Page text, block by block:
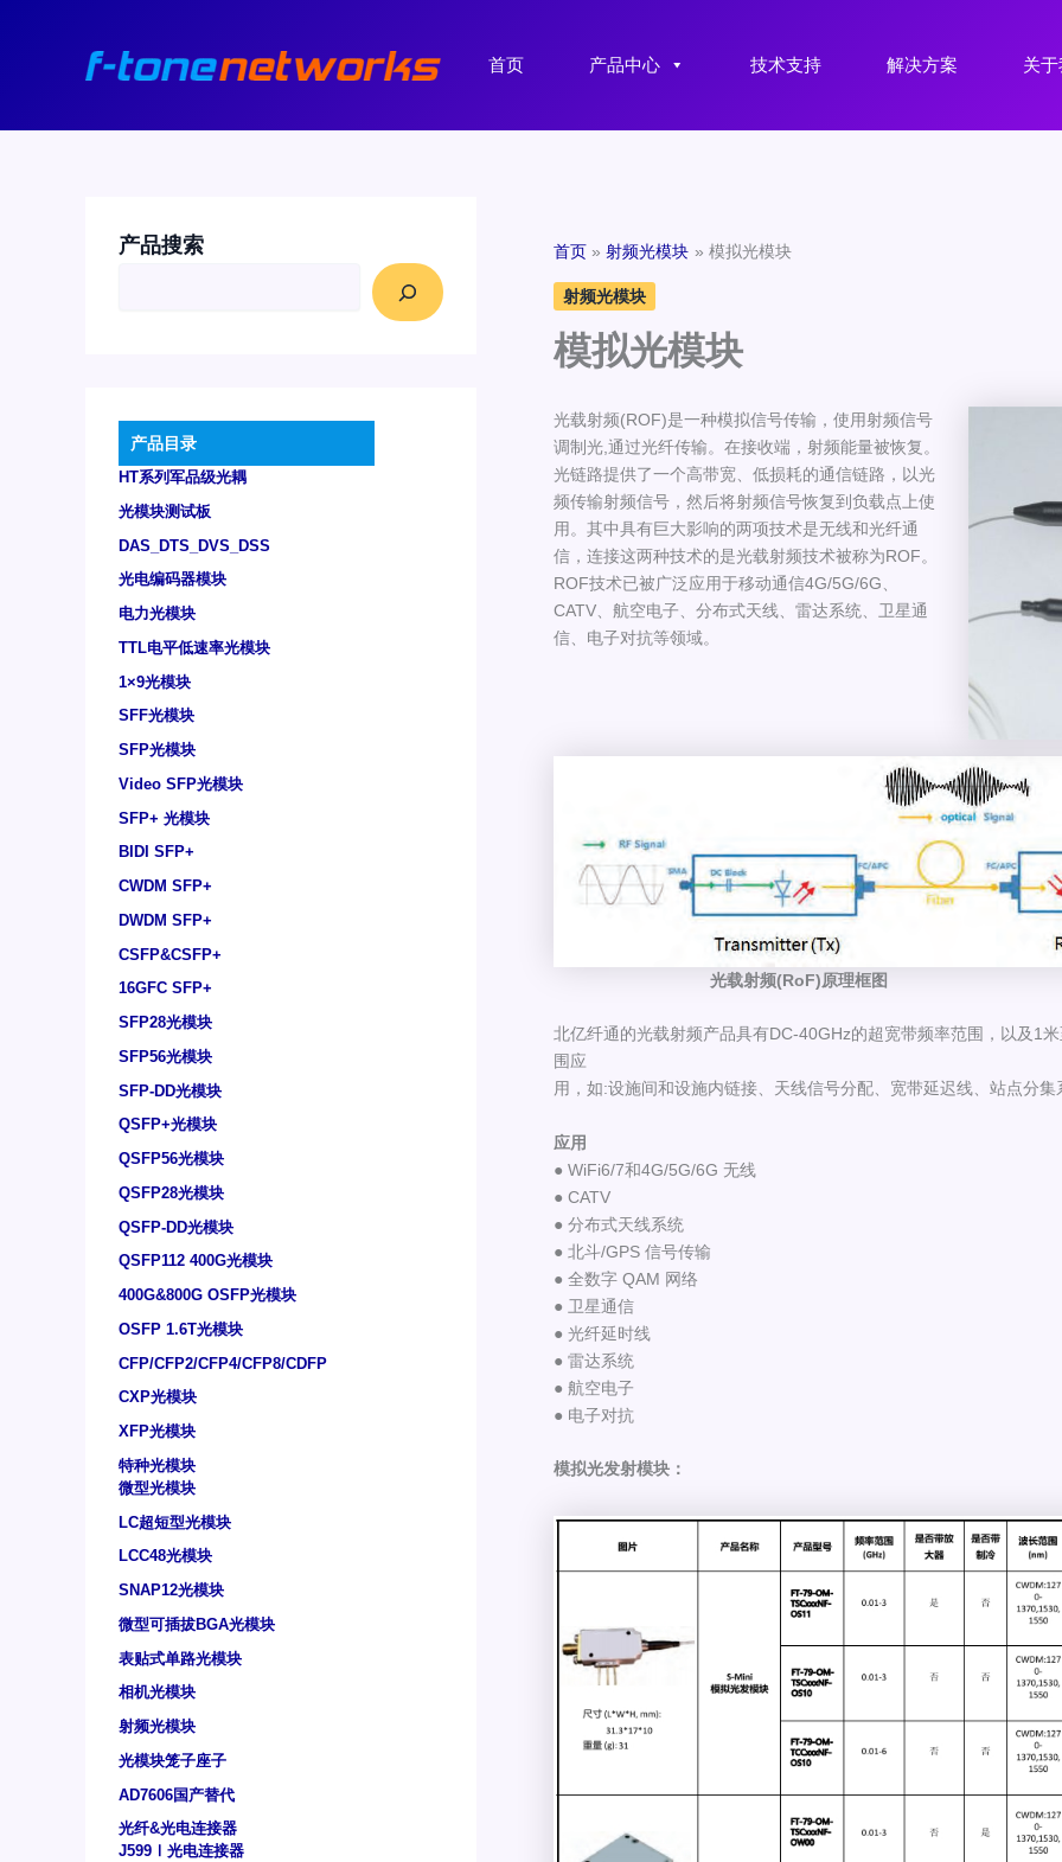
首页 产品中心 技术支持 解决方案 关
产品搜索
产品目录
HT系列军品级光耦
光模块测试板
DAS_DTS_DVS_DSS
光电编码器模块
电力光模块
TTL电平低速率光模块
1×9光模块
SFF光模块
SFP光模块
Video SFP光模块
SFP+ 光模块
BIDI SFP+
CWDM SFP+
DWDM SFP+
CSFP&CSFP+
16GFC SFP+
SFP28光模块
SFP56光模块
SFP-DD光模块
QSFP+光模块
QSFP56光模块
QSFP28光模块
QSFP-DD光模块
QSFP112 400G光模块
400G&800G OSFP光模块
OSFP 1.6T光模块
CFP/CFP2/CFP4/CFP8/CDFP
CXP光模块
XFP光模块
特种光模块
微型光模块
LC超短型光模块
LCC48光模块
SNAP12光模块
微型可插拔BGA光模块
表贴式单路光模块
相机光模块
射频光模块
光模块笼子座子
AD7606国产替代
光纤&光电连接器
J599Ⅰ光电连接器
首页 射频光模块 模拟光模块
射频光模块
模拟光模块
光载射频(ROF)是一种模拟信号传输，使用射频信号
调制光,通过光纤传输。在接收端，射频能量被恢复。
光链路提供了一个高带宽、低损耗的通信链路，以光
频传输射频信号，然后将射频信号恢复到负载点上使
用。其中具有巨大影响的两项技术是无线和光纤通
信，连接这两种技术的是光载射频技术被称为ROF。
ROF技术已被广泛应用于移动通信4G/5G/6G、
CATV、航空电子、分布式天线、雷达系统、卫星通
信、电子对抗等领域。
光载射频(RoF)原理框图
北亿纤通的光载射频产品具有DC-40GHz的超宽带频率范围，以及1
围应
用，如:设施间和设施内链接、天线信号分配、宽带延迟线、站点分集
应用
● WiFi6/7和4G/5G/6G 无线
● CATV
● 分布式天线系统
● 北斗/GPS 信号传输
● 全数字 QAM 网络
● 卫星通信
● 光纤延时线
● 雷达系统
● 航空电子
● 电子对抗
模拟光发射模块：